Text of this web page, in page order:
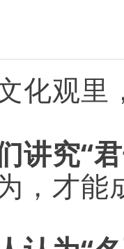
化观里
讲究“
，才能